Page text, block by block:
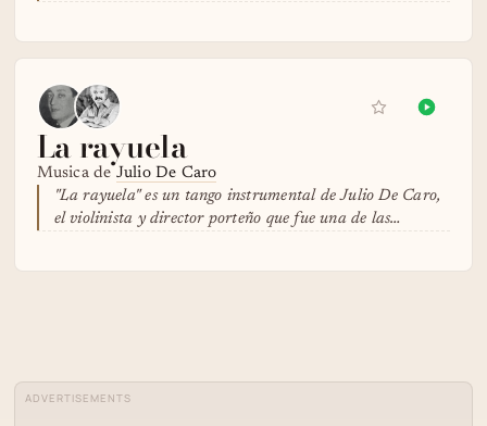
La rayuela
Musica de Julio De Caro
"La rayuela" es un tango instrumental de Julio De Caro,
el violinista y director porteño que fue una de las…
ADVERTISEMENTS